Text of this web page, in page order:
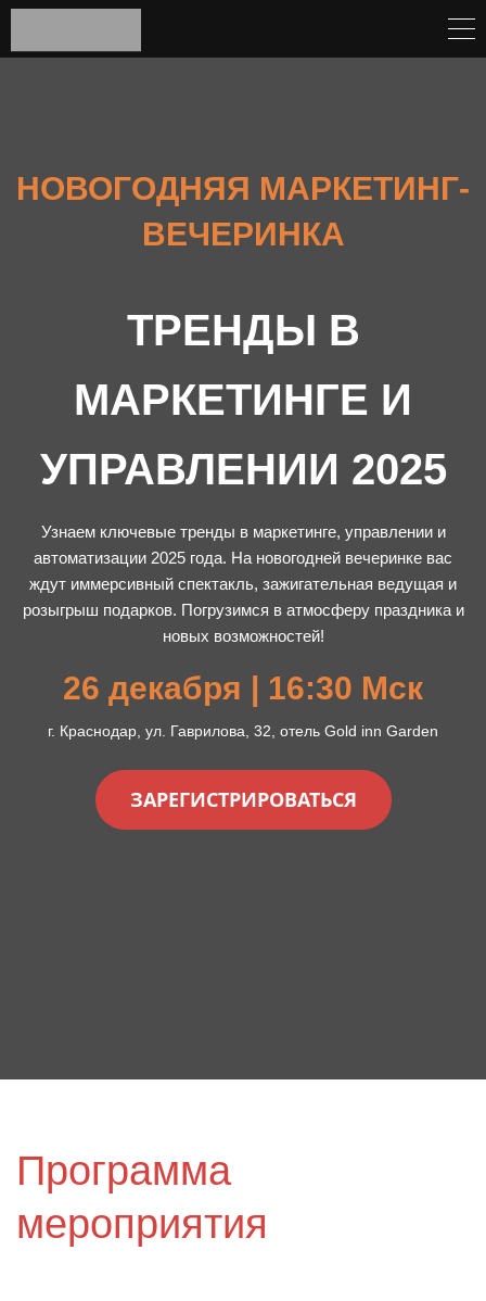
НОВОГОДНЯЯ МАРКЕТИНГ-
ВЕЧЕРИНКА
ТРЕНДЫ В
МАРКЕТИНГЕ И
УПРАВЛЕНИИ 2025
Узнаем ключевые тренды в маркетинге, управлении и
автоматизации 2025 года. На новогодней вечеринке вас
ждут иммерсивный спектакль, зажигательная ведущая и
розыгрыш подарков. Погрузимся в атмосферу праздника и
новых возможностей!
26 декабря | 16:30 Мск
г. Краснодар, ул. Гаврилова, 32, отель Gold inn Garden
ЗАРЕГИСТРИРОВАТЬСЯ
Программа
мероприятия